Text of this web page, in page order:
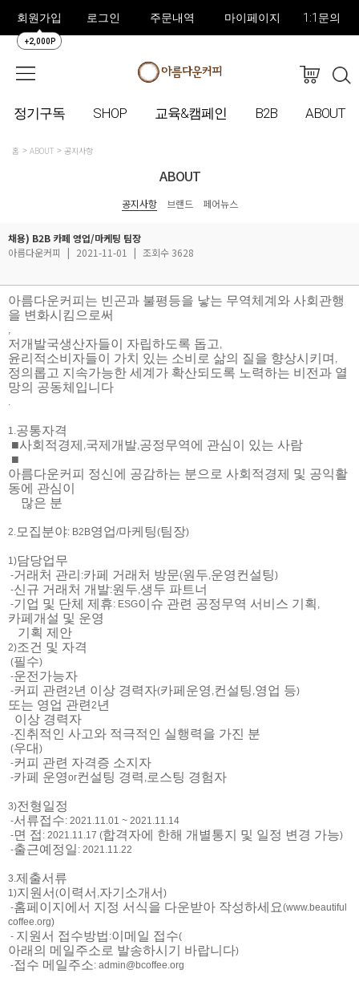
회원가입
+2,000P
로그인 주문내역 마이페이지 1:1문의
정기구독 SHOP 교육&캠페인 B2B ABOUT
홈 ABOUT 공지사항
ABOUT
공지사항 브랜드 페어뉴스
채용) B2B 카페 영업/마케팅 팀장
아름다운커피
| 2021-11-01 | 조회수 3628
아름다운커피는 빈곤과 불평등을 낳는 무역체계와 사회관행
을 변화시킴으로써
,
저개발국생산자들이 자립하도록 돕고 ,
윤리적소비자들이 가치 있는 소비로 삶의 질을 향상시키며 ,
정의롭고 지속가능한 세계가 확산되도록 노력하는 비전과 열
망의 공동체입니다
.
1.공통자격
■사회적경제 ,국제개발,공정무역에 관심이 있는 사람
■
아름다운커피 정신에 공감하는 분으로 사회적경제 및 공익활
동에 관심이
많은 분
2. 모집분야: B2B영업/마케팅(팀장)
1)담당업무
-거래처 관리 :카페 거래처 방문(원두,운영컨설팅)
-신규 거래처 개발:원두,생두 파트너
-기업 및 단체 제휴: ESG이슈 관련 공정무역 서비스 기획 ,
카페개설 및 운영
기획 제안
2)조건 및 자격
(필수)
-운전가능자
-커피 관련 2 년 이상 경력자(카페운영 ,컨설팅 ,영업 등)
또는 영업 관련 2 년
이상 경력자
-진취적인 사고와 적극적인 실행력을 가진 분
(우대 )
-커피 관련 자격증 소지자
-카페 운영or컨설팅 경력 , 로스팅 경험자
3)전형일정
-서류접수: 2021.11.01 ~ 2021.11.14
-면 접 : 2021.11.17 (합격자에 한해 개별통지 및 일정 변경 가능)
-출근예정일 : 2021.11.22
3.제출서류
1)지원서 (이력서 ,자기소개서 )
-홈페이지에서 지정 서식을 다운받아 작성하세요(www.beautiful
coffee.org)
- 지원서 접수방법 :이메일 접수(
아래의 메일주소로 발송하시기 바랍니다)
-접수 메일주소: admin@bcoffee.org